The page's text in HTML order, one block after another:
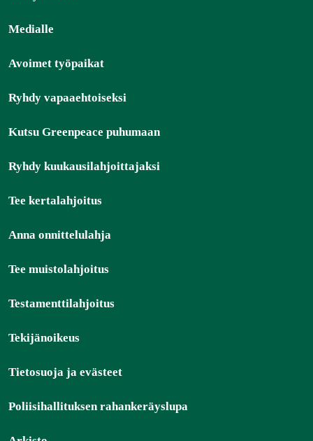
Medialle
Avoimet työpaikat
Ryhdy vapaaehtoiseksi
Kutsu Greenpeace puhumaan
Ryhdy kuukausilahjoittajaksi
Tee kertalahjoitus
Anna onnittelulahja
Tee muistolahjoitus
Testamenttilahjoitus
Tekijänoikeus
Tietosuoja ja evästeet
Poliisihallituksen rahankeräyslupa